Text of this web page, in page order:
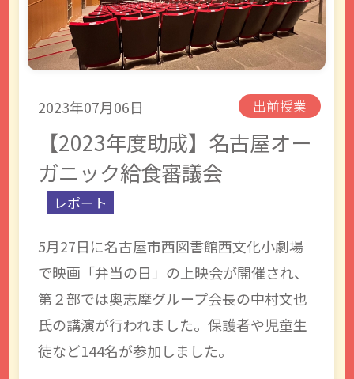
2023年07月06日 出前授業
【2023年度助成】名古屋オー
ガニック給食審議会
レポート
5月27日に名古屋市西図書館西文化小劇場
で映画「弁当の日」の上映会が開催され、
第２部では奥志摩グループ会長の中村文也
氏の講演が行われました。保護者や児童生
徒など144名が参加しました。